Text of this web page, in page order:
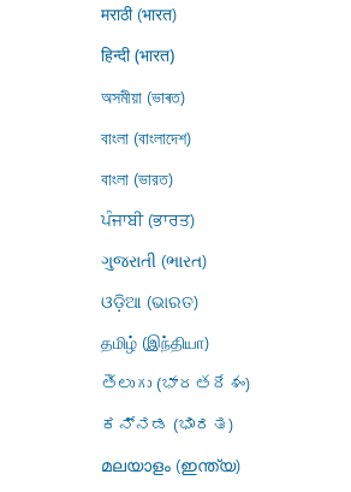
मराठी (भारत)
हिन्दी (भारत)
অসমীয়া (ভাৰত)
বাংলা (বাংলাদেশ)
বাংলা (ভারত)
ਪੰਜਾਬੀ (ਭਾਰਤ)
ગુજરાતી (ભારત)
ଓଡ଼ିଆ (ଭାରତ)
தமிழ் (இந்தியா)
తెలుగు (భారతదేశం)
ಕನ್ನಡ (ಭಾರತ)
മലയാളം (ഇന്ത്യ)